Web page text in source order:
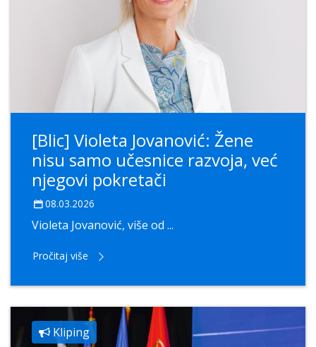
[Blic] Violeta Jovanović: Žene
nisu samo učesnice razvoja, već
njegovi pokretači
08.03.2026
Violeta Jovanović, više od ...
Pročitaj više
Kliping